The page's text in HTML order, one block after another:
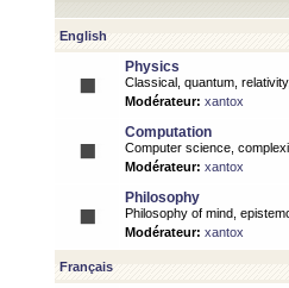
English
Physics
Classical, quantum,
Modérateur: xantox
Computation
Computer science,
Modérateur: xantox
Philosophy
Philosophy of mind,
Modérateur: xantox
Français